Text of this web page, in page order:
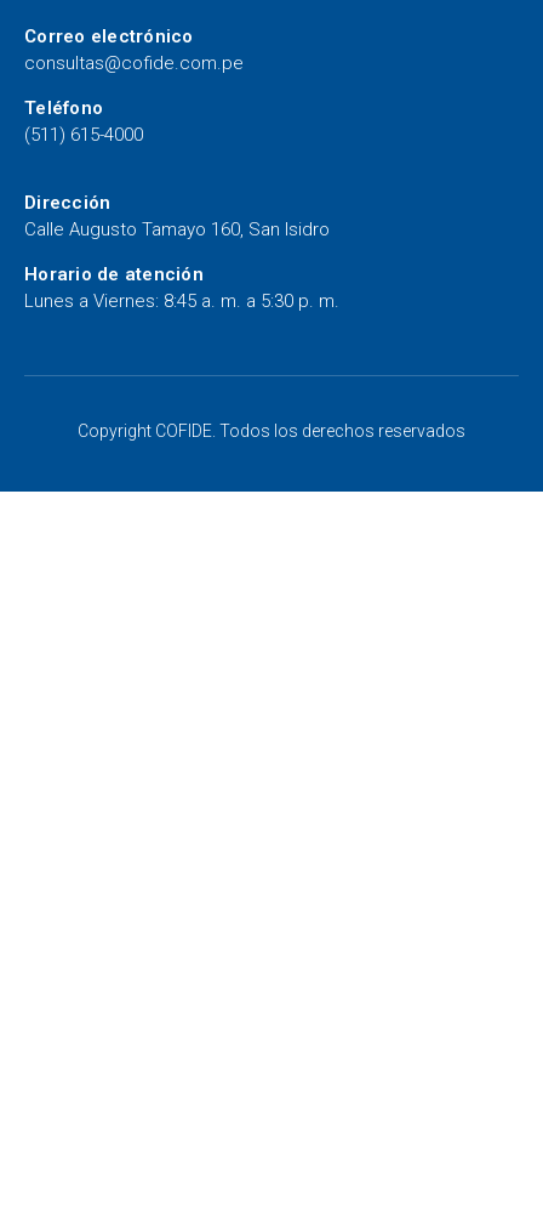
Correo electrónico
consultas@cofide.com.pe
Teléfono
(511) 615-4000
Dirección
Calle Augusto Tamayo 160, San Isidro
Horario de atención
Lunes a Viernes: 8:45 a. m. a 5:30 p. m.
Copyright COFIDE. Todos los derechos reservados